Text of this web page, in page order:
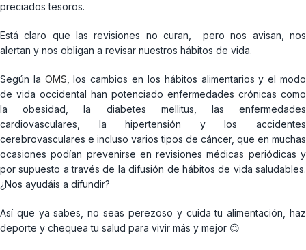
preciados tesoros.
Está claro que las revisiones no curan, pero nos avisan, nos
alertan y nos obligan a revisar nuestros hábitos de vida.
Según la OMS , los cambios en los hábitos alimentarios y el modo
de vida occidental han potenciado enfermedades crónicas como
la obesidad, la diabetes mellitus, las enfermedades
cardiovasculares, la hipertensión y los accidentes
cerebrovasculares e incluso varios tipos de cáncer, que en muchas
ocasiones podían prevenirse en revisiones médicas periódicas y
por supuesto a través de la difusión de hábitos de vida saludables.
¿Nos ayudáis a difundir?
Así que ya sabes, no seas perezoso y cuida tu alimentación, haz
deporte y chequea tu salud para vivir más y mejor 😉